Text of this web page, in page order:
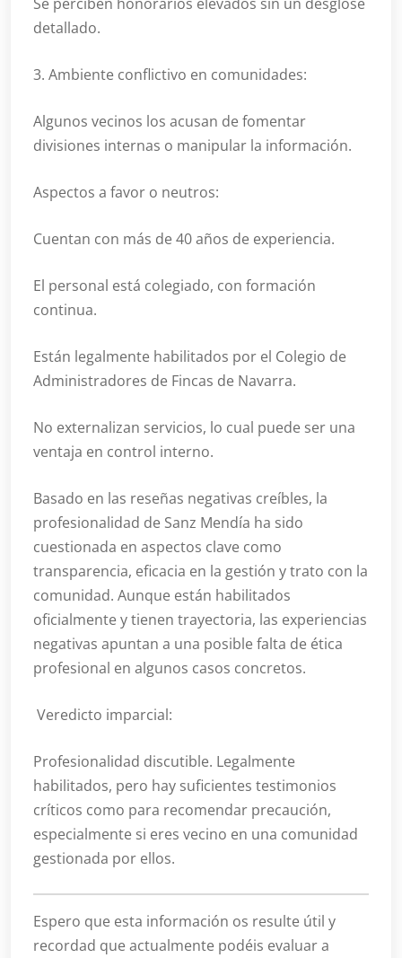
detallado.
3. Ambiente conflictivo en comunidades:
Algunos vecinos los acusan de fomentar
divisiones internas o manipular la información.
Aspectos a favor o neutros:
Cuentan con más de 40 años de experiencia.
El personal está colegiado, con formación
continua.
Están legalmente habilitados por el Colegio de
Administradores de Fincas de Navarra.
No externalizan servicios, lo cual puede ser una
ventaja en control interno.
Basado en las reseñas negativas creíbles, la
profesionalidad de Sanz Mendía ha sido
cuestionada en aspectos clave como
transparencia, eficacia en la gestión y trato con la
comunidad. Aunque están habilitados
oficialmente y tienen trayectoria, las experiencias
negativas apuntan a una posible falta de ética
profesional en algunos casos concretos.
Veredicto imparcial:
Profesionalidad discutible. Legalmente
habilitados, pero hay suficientes testimonios
críticos como para recomendar precaución,
especialmente si eres vecino en una comunidad
gestionada por ellos.
Espero que esta información os resulte útil y
recordad que actualmente podéis evaluar a